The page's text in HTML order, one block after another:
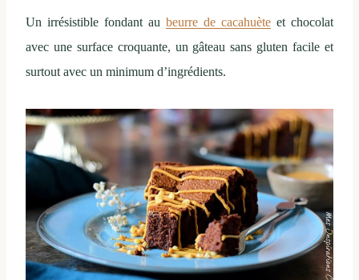
Un irrésistible fondant au beurre de cacahuète et chocolat
avec une surface croquante, un gâteau sans gluten facile et
surtout avec un minimum d’ingrédients.